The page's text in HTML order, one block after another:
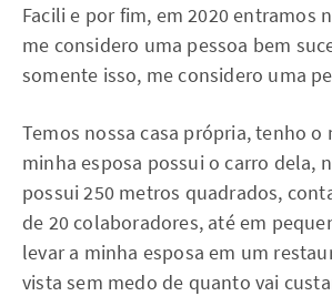
Facili e por fim, em 2020 entramos
me considero uma pessoa bem
somente isso, me considero uma
Temos nossa casa própria, tenho o
minha esposa possui o carro dela,
possui 250 metros quadrados,
de 20 colaboradores, até em
levar a minha esposa em um
vista sem medo de quanto vai